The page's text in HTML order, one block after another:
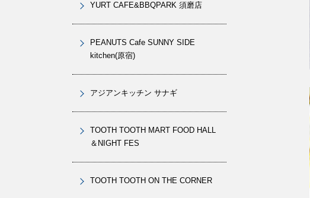
YURT CAFE&BBQPARK 須磨店
PEANUTS Cafe SUNNY SIDE
kitchen(原宿)
アジアンキッチン サナギ
TOOTH TOOTH MART FOOD HALL
＆NIGHT FES
TOOTH TOOTH ON THE CORNER